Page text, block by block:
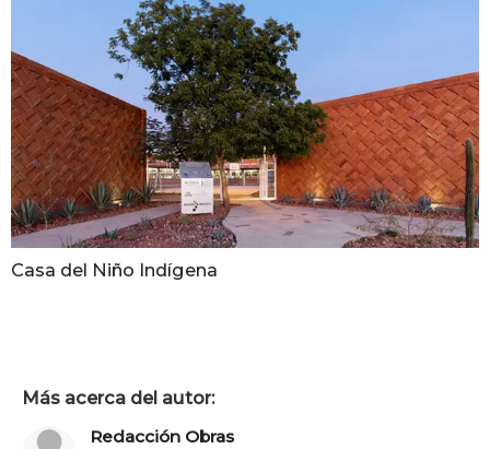
Casa del Niño Indígena
Más acerca del autor:
Redacción Obras